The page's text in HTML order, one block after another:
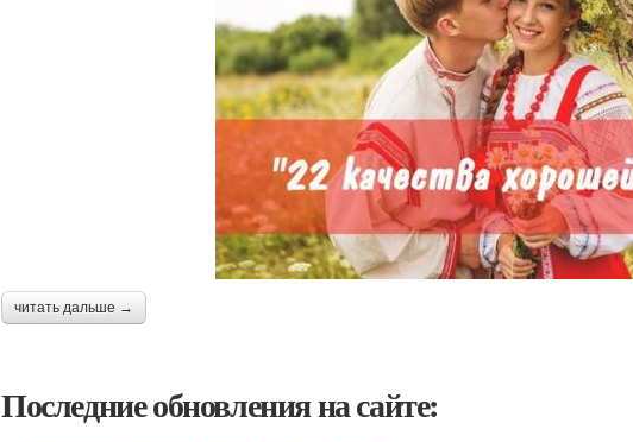
читать дальше →
Последние обновления на сайте: